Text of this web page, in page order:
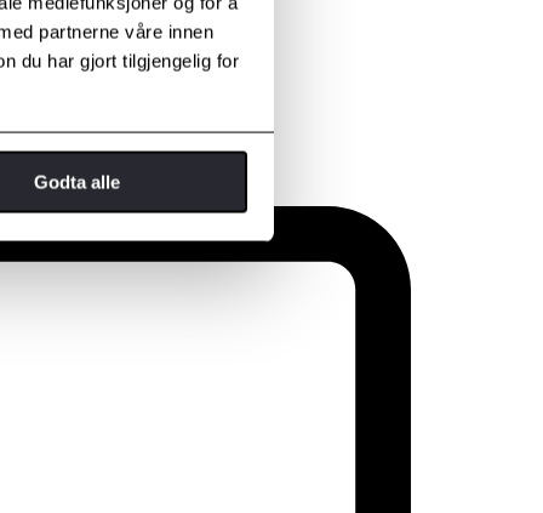
partnerne våre innen
du har gjort tilgjengelig for
Godta alle